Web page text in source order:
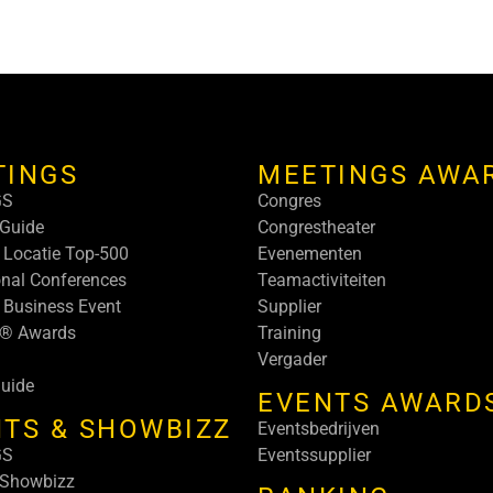
Top-500
Conferences
Event
Awards
& SHOWBIZZ
MEETINGS
Congres
Congrestheater
Evenementen
Teamactiviteiten
Supplier
Training
Vergader
EVENTS
Eventsbedrijven
Eventssupplier